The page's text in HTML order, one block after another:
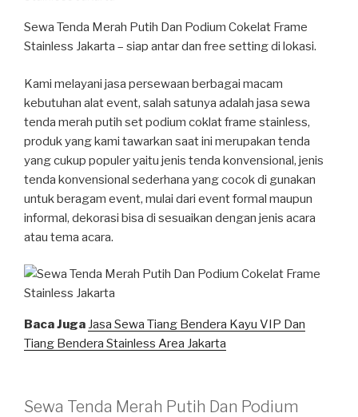
Sewa Tenda Merah Putih Dan Podium Cokelat Frame
Stainless Jakarta – siap antar dan free setting di lokasi.
Kami melayani jasa persewaan berbagai macam
kebutuhan alat event, salah satunya adalah jasa sewa
tenda merah putih set podium coklat frame stainless,
produk yang kami tawarkan saat ini merupakan tenda
yang cukup populer yaitu jenis tenda konvensional, jenis
tenda konvensional sederhana yang cocok di gunakan
untuk beragam event, mulai dari event formal maupun
informal, dekorasi bisa di sesuaikan dengan jenis acara
atau tema acara.
Baca Juga Jasa Sewa Tiang Bendera Kayu VIP Dan
Tiang Bendera Stainless Area Jakarta
Sewa Tenda Merah Putih Dan Podium